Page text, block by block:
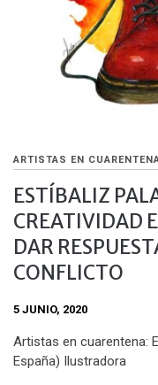
ARTISTAS EN
ESTÍBALIZ
CREATIVIDAD
DAR
CONFLICTO
5 JUNIO, 2020
Artistas en cuarentena:
España) Ilustradora